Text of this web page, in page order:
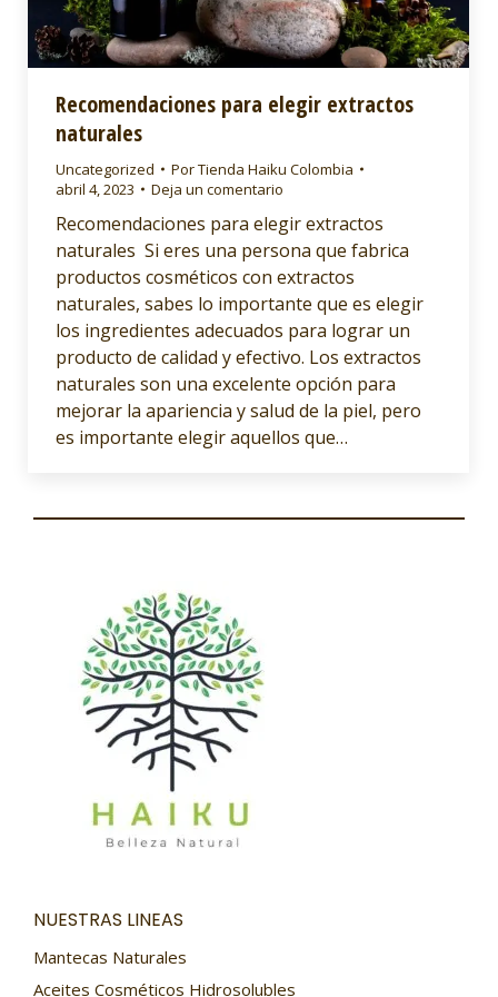
Recomendaciones para elegir extractos
naturales
Uncategorized PorTienda Haiku Colombia
abril 4, 2023
Deja un comentario
Recomendaciones para elegir extractos
naturales Si eres una persona que fabrica
productos cosméticos con extractos
naturales, sabes lo importante que es elegir
los ingredientes adecuados para lograr un
producto de calidad y efectivo. Los extractos
naturales son una excelente opción para
mejorar la apariencia y salud de la piel, pero
es importante elegir aquellos que…
NUESTRAS LINEAS
Mantecas Naturales
Aceites Cosméticos Hidrosolubles